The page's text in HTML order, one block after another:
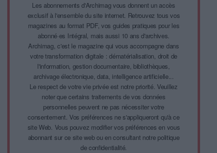
Les abonnements d'Archimag vous donnent un accès
exclusif à l'ensemble du site internet. Retrouvez tous vos
magazines au format PDF, vos guides pratiques pour les
abonné·es Intégral, mais aussi 10 ans d'archives.
Archimag, c'est le magazine qui vous accompagne dans
votre transformation digitale : dématérialisation, droit de
l'information, gestion documentaire, bibliothèques,
archivage électronique, data, intelligence artificielle...
Le respect de votre vie privée est notre priorité. Veuillez
noter que certains traitements de vos données
personnelles peuvent ne pas nécessiter votre
consentement. Vos préférences ne s'appliqueront qu'à ce
site Web. Vous pouvez modifier vos préférences en vous
abonnant sur ce site web ou en consultant notre politique
de confidentialité.